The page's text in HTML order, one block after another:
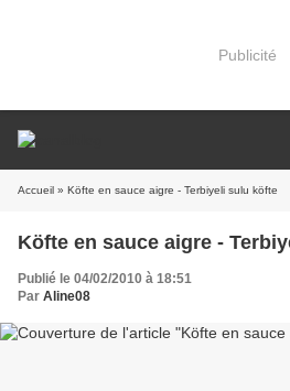
Publicité
Accueil » Köfte en sauce aigre - Terbiyeli sulu köfte
Köfte en sauce aigre -
Publié le 04/02/2010 à 18:51
Par Aline08